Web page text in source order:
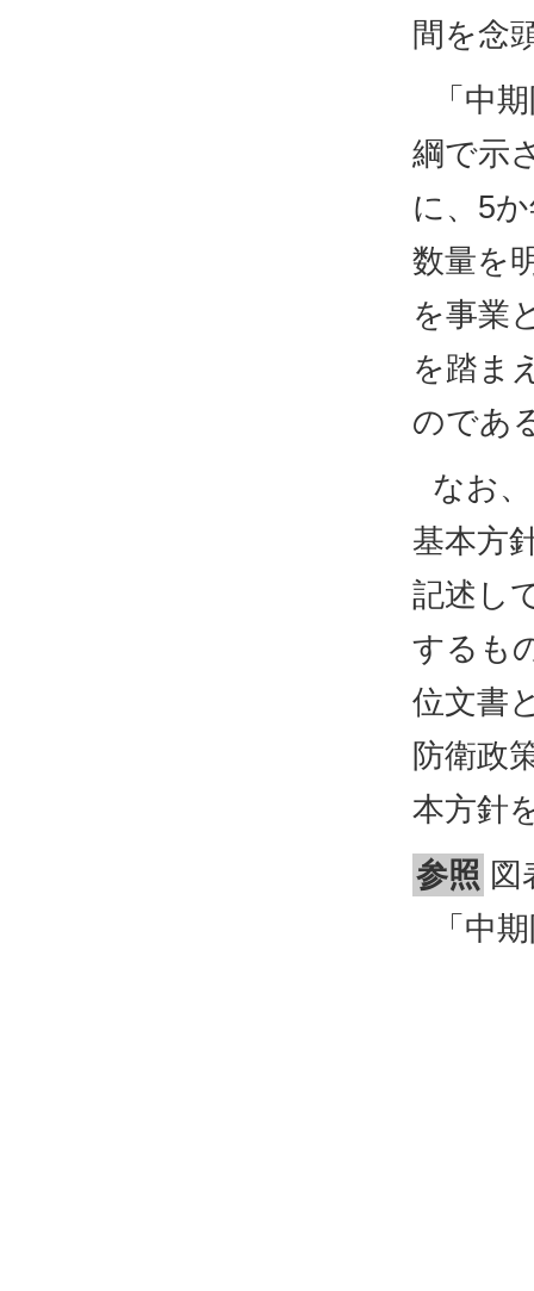
間を念
「中
綱で示
に、5
数量を
を事業
を踏ま
のであ
なお
基本方
記述し
するも
位文書
防衛政
本方針
参照 図
「中